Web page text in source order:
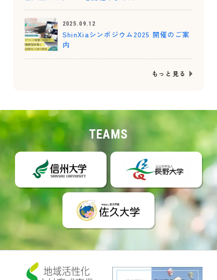
2025.09.12
ShinXiaシンポジウム2025 開催のご案
内
もっと見る
TEAMS